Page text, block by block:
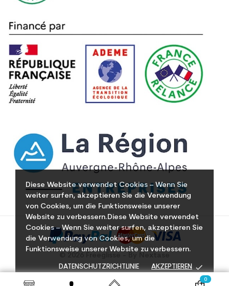
Diese Website verwendet Cookies – Wenn Sie
weiter surfen, akzeptieren Sie die Verwendung
von Cookies, um die Funktionsweise unserer
Website zu verbessern.Diese Website verwendet
Cookies – Wenn Sie weiter surfen, akzeptieren Sie
die Verwendung von Cookies, um die
Funktionsweise unserer Website zu verbessern.
DATENSCHUTZRICHTLINIE AKZEPTIEREN done
0